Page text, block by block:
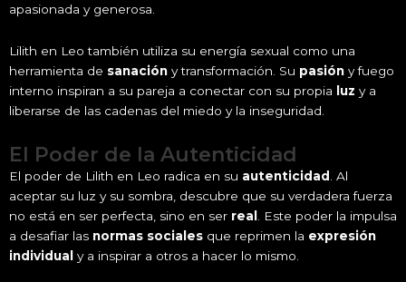
apasionada y generosa.
Lilith en Leo también utiliza su energía sexual como una
herramienta de sanación y transformación. Su pasión y fuego
interno inspiran a su pareja a conectar con su propia
luz y a
liberarse de las cadenas del miedo y la inseguridad.
El Poder de la Autenticidad
El poder de Lilith en Leo radica en su autenticidad . Al
aceptar su luz y su sombra, descubre que su verdadera fuerza
no está en ser perfecta, sino en ser real . Este poder la impulsa
a desafiar las normas sociales que reprimen la expresión
individual y a inspirar a otros a hacer lo mismo.